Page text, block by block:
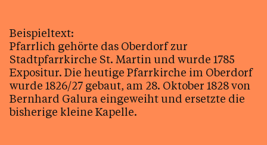
Personen
Kontakt
Beispieltext:
Pfarrlich gehörte das Oberdorf zur
Stadtpfarrkirche St. Martin und wurde 1785
Expositur. Die heutige Pfarrkirche im Oberdorf
wurde 1826/27 gebaut, am 28. Oktober 1828 von
Bernhard Galura eingeweiht und ersetzte die
bisherige kleine Kapelle.